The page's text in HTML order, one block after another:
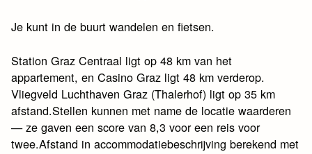
Je kunt in de buurt wandelen en fietsen.
Station Graz Centraal ligt op 48 km van het
appartement, en Casino Graz ligt 48 km verderop.
Vliegveld Luchthaven Graz (Thalerhof) ligt op 35 km
afstand.Stellen kunnen met name de locatie waarderen
— ze gaven een score van 8,3 voor een reis voor
twee.Afstand in accommodatiebeschrijving berekend met